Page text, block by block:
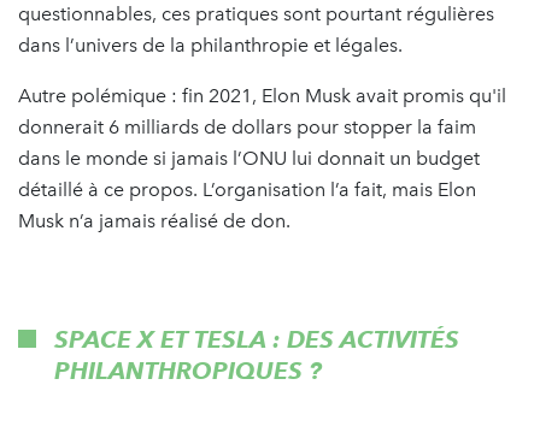
questionnables, ces pratiques sont pourtant régulières
dans l’univers de la philanthropie et légales.
Autre polémique : fin 2021, Elon Musk avait promis qu'il
donnerait 6 milliards de dollars pour stopper la faim
dans le monde si jamais l’ONU lui donnait un budget
détaillé à ce propos. L’organisation l’a fait, mais Elon
Musk n’a jamais réalisé de don.
SPACE X ET TESLA : DES ACTIVITÉS
PHILANTHROPIQUES ?